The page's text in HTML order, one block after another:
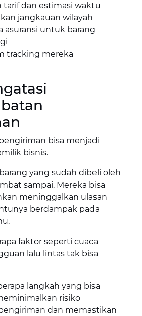
tarif dan estimasi waktu
jangkauan wilayah
asuransi untuk barang
tracking mereka
bisa menjadi
bisnis.
yang sudah dibeli oleh
sampai. Mereka bisa
meninggalkan ulasan
berdampak pada
faktor seperti cuaca
lalu lintas tak bisa
langkah yang bisa
risiko
dan memastikan